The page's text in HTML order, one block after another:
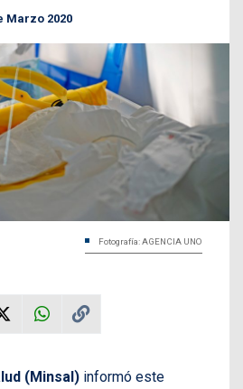
Marzo 2020
Fotografía: AGENCIA UNO
(Minsal) informó este